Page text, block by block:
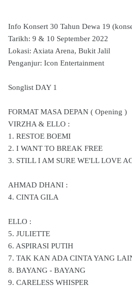
Info Konsert 30 Tahun Dewa 19
Tarikh: 9 & 10 September 2022
Lokasi: Axiata Arena, Bukit Jalil
Penganjur: Icon Entertainment
Songlist DAY 1
FORMAT MASA DEPAN ( Opening )
VIRZHA & ELLO :
1. RESTOE BOEMI
2. I WANT TO BREAK FREE
3. STILL I AM SURE WE'LL LOVE
AHMAD DHANI :
4. CINTA GILA
ELLO :
5. JULIETTE
6. ASPIRASI PUTIH
7. TAK KAN ADA CINTA YANG
8. BAYANG - BAYANG
9. CARELESS WHISPER